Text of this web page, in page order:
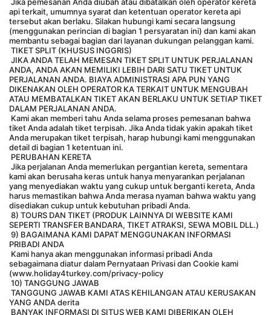
api terkait, umumnya syarat dan ketentuan operator kereta api
tersebut akan berlaku. Silakan hubungi kami secara langsung
(menggunakan perincian di bagian 1 persyaratan ini) dan kami akan
membantu sebagai bagian dari layanan dukungan pelanggan kami.
TIKET SPLIT (KHUSUS INGGRIS)
ANDA, ANDA AKAN MEMILIKI LEBIH DARI SATU TIKET UNTUK
PERJALANAN ANDA. BIAYA ADMINISTRASI APA PUN YANG
DIKENAKAN OLEH OPERATOR KA TERKAIT UNTUK MENGUBAH
ATAU MEMBATALKAN TIKET AKAN BERLAKU UNTUK SETIAP TIKET
DALAM PERJALANAN ANDA.
tiket Anda adalah tiket terpisah. Jika Anda tidak yakin apakah tiket
Anda merupakan tiket terpisah, harap hubungi kami menggunakan
detail di bagian 1 ketentuan ini.
PERUBAHAN KERETA
kami akan berusaha keras untuk hanya menyarankan perjalanan
yang menyediakan waktu yang cukup untuk berganti kereta, Anda
harus memastikan bahwa Anda merasa nyaman bahwa waktu yang
disediakan cukup untuk kebutuhan pribadi Anda.
SEPERTI TRANSFER BANDARA, TIKET ATRAKSI, SEWA MOBIL DLL.)
PRIBADI ANDA
sebagaimana diatur dalam Pernyataan Privasi dan Cookie kami
(www.holiday4turkey.com/privacy-policy
10) TANGGUNG JAWAB
YANG ANDA derita